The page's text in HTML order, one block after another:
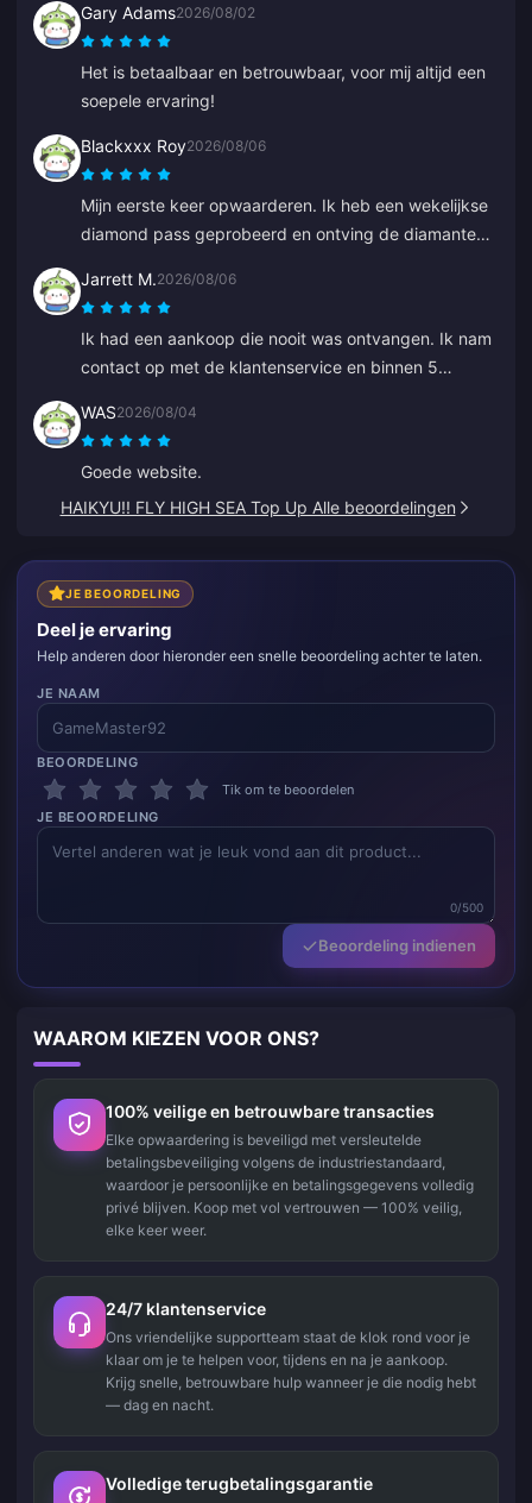
Gary Adams2026/08/02
Het is betaalbaar en betrouwbaar, voor mij altijd een
soepele ervaring!
Blackxxx Roy2026/08/06
Mijn eerste keer opwaarderen. Ik heb een wekelijkse
diamond pass geprobeerd en ontving de diamanten
Jarrett M.2026/08/06
Ik had een aankoop die nooit was ontvangen. Ik nam
contact op met de klantenservice en binnen 5
in mijn wallet. Zeer professioneel en beleefd. Ik raad
deze plek aan iedereen aan voor top-ups.
WAS2026/08/04
Goede website.
HAIKYU!! FLY HIGH SEA Top Up Alle beoordelingen
JE BEOORDELING
Deel je ervaring
Help anderen door hieronder een snelle beoordeling achter te laten.
JE NAAM
BEOORDELING
Tik om te beoordelen
JE BEOORDELING
0/500
Beoordeling indienen
WAAROM KIEZEN VOOR ONS?
100% veilige en betrouwbare transacties
Elke opwaardering is beveiligd met versleutelde
betalingsbeveiliging volgens de industriestandaard,
waardoor je persoonlijke en betalingsgegevens volledig
privé blijven. Koop met vol vertrouwen — 100% veilig,
elke keer weer.
24/7 klantenservice
Ons vriendelijke supportteam staat de klok rond voor je
klaar om je te helpen voor, tijdens en na je aankoop.
Krijg snelle, betrouwbare hulp wanneer je die nodig hebt
— dag en nacht.
Volledige terugbetalingsgarantie